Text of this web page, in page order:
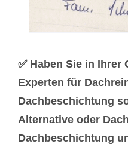
✅ Haben Sie in Ihrer
Experten für
Dachbeschichtung
Alternative oder
Dachbeschichtung